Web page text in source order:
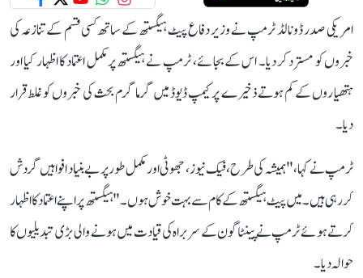
امریکی صدر ڈونالڈ ٹرمپ نے وزیر دفاع پیٹ ہیگستھ کے ساتھ کسی قسم کے تنازعہ کی
خبروں کو مسترد کر دیا۔ اس کے بجائے، ٹرمپ نے ہیگستھ پر مکمل اعتماد کا اظہار کیا اور
ہتھیاروں کے کم ہوتے ذخیرے پر کیمپ ڈیوڈ میں گرما گرم بحث کی خبروں کو غلط قرار
دیا۔
ٹرمپ نے کہا، "ہمیشہ کی طرح، فیک نیوز ، جھوٹی اور مکمل طور پر بے بنیاد افواہیں گردش
کر رہی ہیں۔ میں پیٹ ہیگستھ کے کام سے بہت خوش ہوں۔" ہیگستھ پر اپنے اعتماد کا اظہار
کرتے ہوئے ٹرمپ نے پینٹاگون کے سربراہ کی قیادت میں ہونے والی بڑی تبدیلیوں کا
حوالہ دیا۔